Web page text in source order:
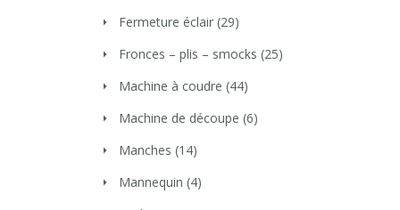
Fermeture éclair (29)
Fronces – plis – smocks (25)
Machine à coudre (44)
Machine de découpe (6)
Manches (14)
Mannequin (4)